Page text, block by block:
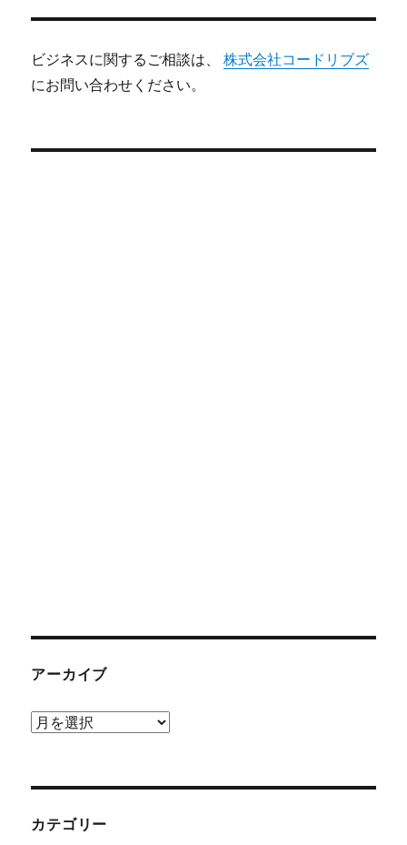
ビジネスに関するご相談は、株式会社コードリブズ
にお問い合わせください。
アーカイブ
ア
ブ
カテゴリー